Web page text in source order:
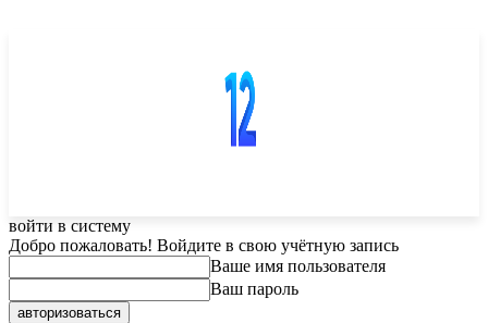
войти в систему
Добро пожаловать! Войдите в свою учётную запись
Ваше имя пользователя
Ваш пароль